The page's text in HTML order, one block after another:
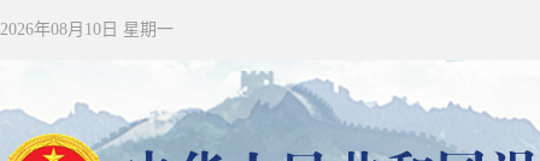
2026年08月10日 星期一